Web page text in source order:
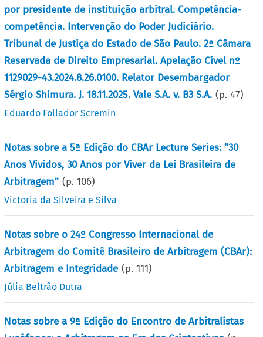
por presidente de instituição arbitral. Competência-
competência. Intervenção do Poder Judiciário.
Tribunal de Justiça do Estado de São Paulo. 2ª Câmara
Reservada de Direito Empresarial. Apelação Cível nº
1129029-43.2024.8.26.0100. Relator Desembargador
Sérgio Shimura. J. 18.11.2025. Vale S.A. v. B3 S.A. (p.47)
Eduardo Follador Scremin
Notas sobre a 5ª Edição do CBAr Lecture Series: “30
Anos Vividos, 30 Anos por Viver da Lei Brasileira de
Arbitragem” (p.106)
Victoria da Silveira e Silva
Notas sobre o 24º Congresso Internacional de
Arbitragem do Comitê Brasileiro de Arbitragem (CBAr):
Arbitragem e Integridade (p.111)
Júlia Beltrão Dutra
Notas sobre a 9ª Edição do Encontro de Arbitralistas